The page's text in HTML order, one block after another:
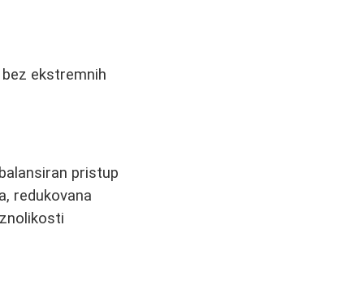
ekstremnih
pristup
redukovana